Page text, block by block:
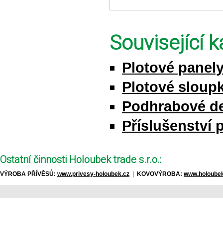
Související
Plotové
Plotové
Podhrabové
Příslušenství
Ostatní činnosti Holoubek trade s.r.o.:
VÝROBA PŘÍVĚSŮ: www.privesy-holoubek.cz KOVOVÝROBA: